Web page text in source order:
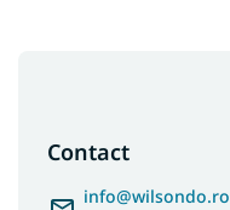
Contact
info@wilsondo.ro